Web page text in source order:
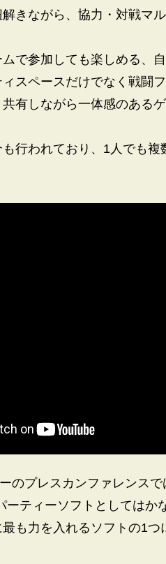
きながら、協力・対戦マ
で参加しても楽しめる、
スペースだけでなく戦闘
有しながら一体感のある
も行われており、1人でも
のプレスカンファレンス
ーティーソフトとしてはか
も力を入れるソフトの1つ